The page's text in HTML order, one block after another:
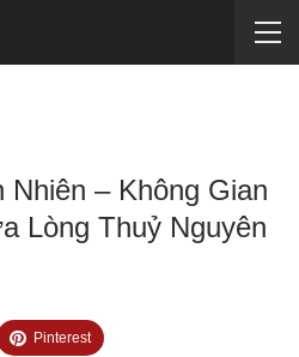
– Không Gian
Lòng Thuỷ Nguyên
Pinterest